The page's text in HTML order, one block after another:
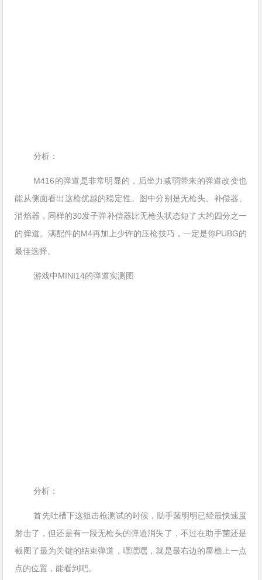
分析：
M416的弹道是非常明显的，后坐力减弱带来的弹道改变也
能从侧面看出这枪优越的稳定性。图中分别是无枪头、补偿器、
消焰器，同样的30发子弹补偿器比无枪头状态短了大约四分之一
的弹道。满配件的M4再加上少许的压枪技巧，一定是你PUBG的
最佳选择。
游戏中MINI14的弹道实测图
分析：
首先吐槽下这狙击枪测试的时候，助手菌明明已经最快速度
射击了，但还是有一段无枪头的弹道消失了，不过在助手菌还是
截图了最为关键的结束弹道，嘿嘿嘿，就是最右边的屋檐上一点
点的位置，能看到吧。